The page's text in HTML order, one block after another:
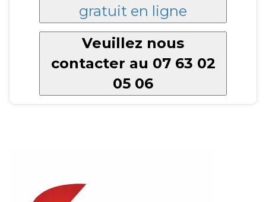
gratuit en ligne
Veuillez nous
contacter au 07 63 02
05 06